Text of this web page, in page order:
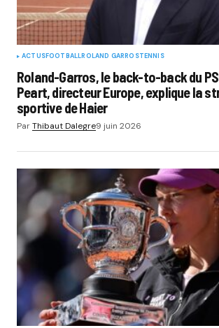
ACTUSFOOTBALLROLAND GARROSTENNIS
Roland-Garros, le back-to-back du
Peart, directeur Europe, explique la
sportive de Haier
ParThibaut Dalegre9 juin 2026